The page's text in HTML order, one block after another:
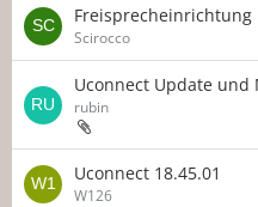
Scirocco
Uconnect Update und
rubin
Uconnect 18.45.01
W126